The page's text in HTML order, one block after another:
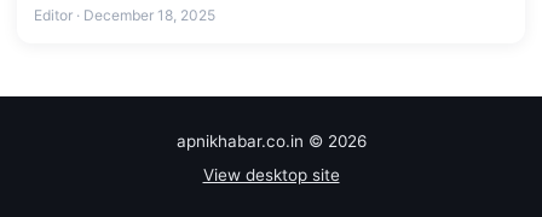
Editor · December 18, 2025
apnikhabar.co.in © 2026
View desktop site